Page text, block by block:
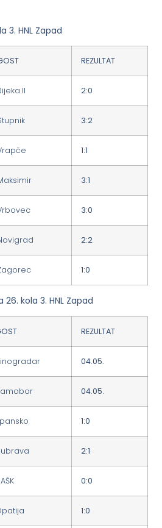
3. HNL Zapad
REZULTAT
II 2:0
3:2
1:1
3:1
3:0
2:2
1:0
kola 3. HNL Zapad
REZULTAT
04.05.
04.05.
1:0
2:1
0:0
1:0